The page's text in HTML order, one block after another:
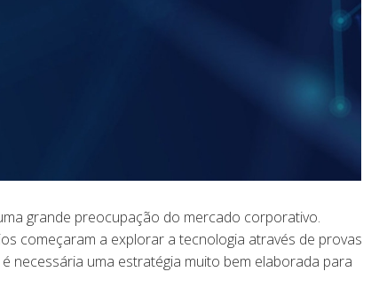
grande preocupação do mercado corporativo.
começaram a explorar a tecnologia através de provas
necessária uma estratégia muito bem elaborada para